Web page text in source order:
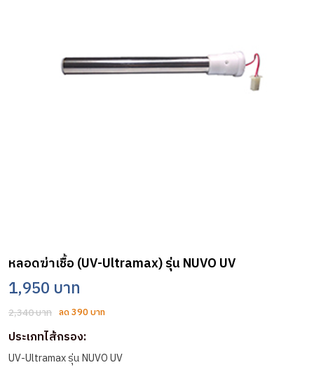
หลอดฆ่าเชื้อ (UV-Ultramax) รุ่น NUVO UV
1,950 บาท
2,340 บาท ลด 390 บาท
ประเภทไส้กรอง:
UV-Ultramax รุ่น NUVO UV